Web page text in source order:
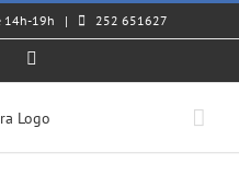
14h-19h | 252 651627
Instagram